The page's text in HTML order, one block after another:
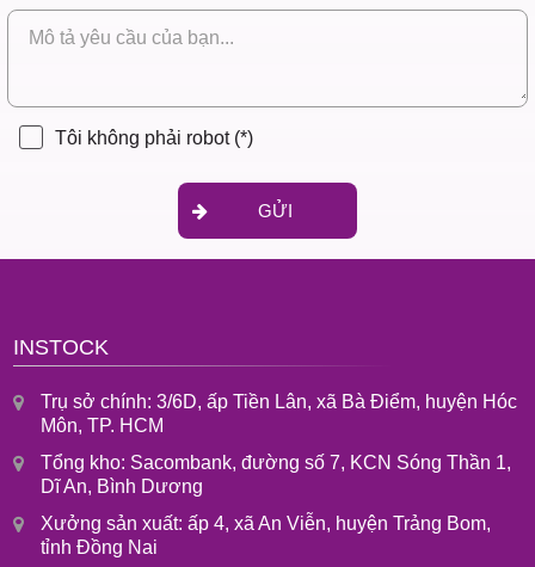
GỬI
Tôi không phải robot (*)
INSTOCK
Trụ sở chính: 3/6D, ấp Tiền Lân, xã Bà Điểm, huyện Hóc
Môn, TP. HCM
Tổng kho: Sacombank, đường số 7, KCN Sóng Thần 1,
Dĩ An, Bình Dương
Xưởng sản xuất: ấp 4, xã An Viễn, huyện Trảng Bom,
tỉnh Đồng Nai